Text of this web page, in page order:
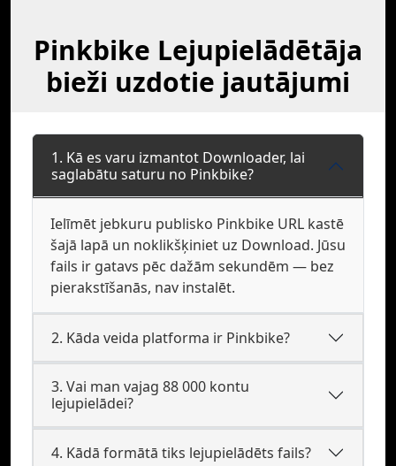
Pinkbike Lejupielādētāja
bieži uzdotie jautājumi
1. Kā es varu izmantot Downloader, lai
saglabātu saturu no Pinkbike?
Ielīmēt jebkuru publisko Pinkbike URL kastē
šajā lapā un noklikšķiniet uz Download. Jūsu
fails ir gatavs pēc dažām sekundēm — bez
pierakstīšanās, nav instalēt.
2. Kāda veida platforma ir Pinkbike?
3. Vai man vajag 88 000 kontu
lejupielādei?
4. Kādā formātā tiks lejupielādēts fails?